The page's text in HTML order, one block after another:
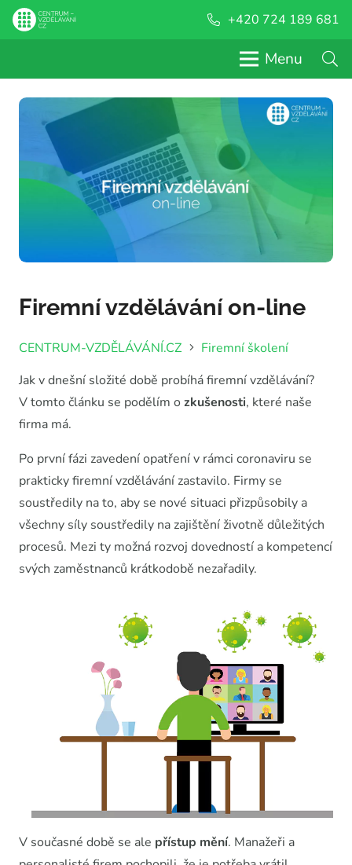
+420 724 189 681
Menu
Firemní vzdělávání on-line
CENTRUM-VZDĚLÁVÁNÍ.CZ
Firemní školení
Jak v dnešní složité době probíhá firemní vzdělávání?
V tomto článku se podělím ozkušenosti, které naše
firma má.
Po první fázi zavedení opatření v rámci coronaviru se
prakticky firemní vzdělávání zastavilo. Firmy se
soustředily na to, aby se nové situaci přizpůsobily a
všechny síly soustředily na zajištění životně důležitých
procesů. Mezi ty možná rozvoj dovedností a kompetencí
svých zaměstnanců krátkodobě nezařadily.
V současné době se ale přístup mění. Manažeři a